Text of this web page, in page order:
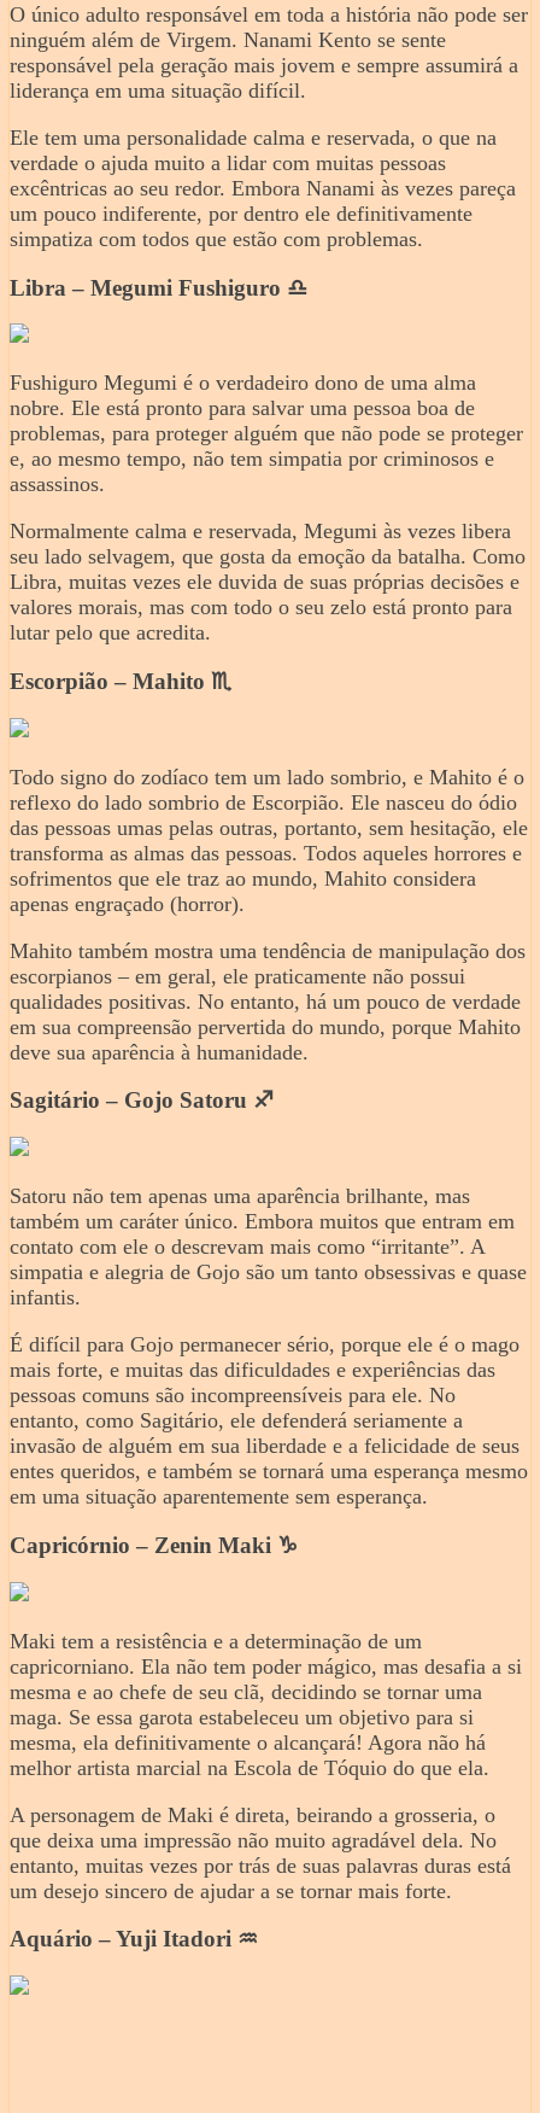
O único adulto responsável em toda a história não pode ser
ninguém além de Virgem. Nanami Kento se sente
responsável pela geração mais jovem e sempre assumirá a
liderança em uma situação difícil.
Ele tem uma personalidade calma e reservada, o que na
verdade o ajuda muito a lidar com muitas pessoas
excêntricas ao seu redor. Embora Nanami às vezes pareça
um pouco indiferente, por dentro ele definitivamente
simpatiza com todos que estão com problemas.
Libra – Megumi Fushiguro ♎️
Fushiguro Megumi é o verdadeiro dono de uma alma
nobre. Ele está pronto para salvar uma pessoa boa de
problemas, para proteger alguém que não pode se proteger
e, ao mesmo tempo, não tem simpatia por criminosos e
assassinos.
Normalmente calma e reservada, Megumi às vezes libera
seu lado selvagem, que gosta da emoção da batalha. Como
Libra, muitas vezes ele duvida de suas próprias decisões e
valores morais, mas com todo o seu zelo está pronto para
lutar pelo que acredita.
Escorpião – Mahito ♏️
Todo signo do zodíaco tem um lado sombrio, e Mahito é o
reflexo do lado sombrio de Escorpião. Ele nasceu do ódio
das pessoas umas pelas outras, portanto, sem hesitação, ele
transforma as almas das pessoas. Todos aqueles horrores e
sofrimentos que ele traz ao mundo, Mahito considera
apenas engraçado (horror).
Mahito também mostra uma tendência de manipulação dos
escorpianos – em geral, ele praticamente não possui
qualidades positivas. No entanto, há um pouco de verdade
em sua compreensão pervertida do mundo, porque Mahito
deve sua aparência à humanidade.
Sagitário – Gojo Satoru ♐️
Satoru não tem apenas uma aparência brilhante, mas
também um caráter único. Embora muitos que entram em
contato com ele o descrevam mais como “irritante”. A
simpatia e alegria de Gojo são um tanto obsessivas e quase
infantis.
É difícil para Gojo permanecer sério, porque ele é o mago
mais forte, e muitas das dificuldades e experiências das
pessoas comuns são incompreensíveis para ele. No
entanto, como Sagitário, ele defenderá seriamente a
invasão de alguém em sua liberdade e a felicidade de seus
entes queridos, e também se tornará uma esperança mesmo
em uma situação aparentemente sem esperança.
Capricórnio – Zenin Maki ♑️
Maki tem a resistência e a determinação de um
capricorniano. Ela não tem poder mágico, mas desafia a si
mesma e ao chefe de seu clã, decidindo se tornar uma
maga. Se essa garota estabeleceu um objetivo para si
mesma, ela definitivamente o alcançará! Agora não há
melhor artista marcial na Escola de Tóquio do que ela.
A personagem de Maki é direta, beirando a grosseria, o
que deixa uma impressão não muito agradável dela. No
entanto, muitas vezes por trás de suas palavras duras está
um desejo sincero de ajudar a se tornar mais forte.
Aquário – Yuji Itadori ♒️